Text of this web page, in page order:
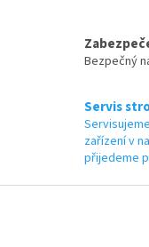
Bezpečný
Servis
zařízení v
přijedeme